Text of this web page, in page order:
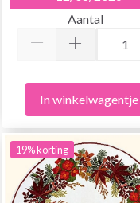
Aantal
In winkelwagentje
19% korting